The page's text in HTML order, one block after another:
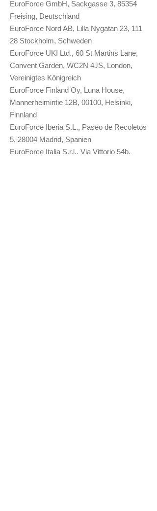
EuroForce GmbH, Sackgasse 3, 85354
Freising, Deutschland
EuroForce Nord AB, Lilla Nygatan 23, 111
28 Stockholm, Schweden
EuroForce UKI Ltd., 60 St Martins Lane,
Convent Garden, WC2N 4JS, London,
Vereinigtes Königreich
EuroForce Finland Oy, Luna House,
Mannerheimintie 12B, 00100, Helsinki,
Finnland
EuroForce Iberia S.L., Paseo de Recoletos
5, 28004 Madrid, Spanien
EuroForce Italia S.r.l., Via Vittorio 54b,